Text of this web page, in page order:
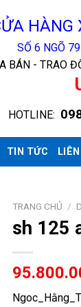
HÀNG
SỐ 6 NGÕ
BÁN - TRAO
HOTLINE:
TIN TỨC
TRANG CHỦ /
sh 125